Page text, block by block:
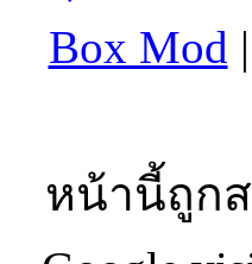
Box Mod |
หน้านี้ถูกส